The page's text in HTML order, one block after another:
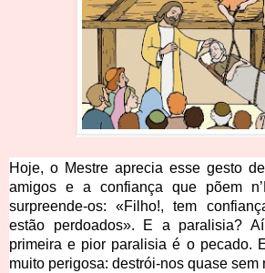
Hoje, o Mestre aprecia esse gesto
amigos e a confiança que põem
surpreende-os: «Filho!, tem
estão perdoados». E a paralisia?
primeira e pior paralisia é o pecado.
muito perigosa: destrói-nos quase sem